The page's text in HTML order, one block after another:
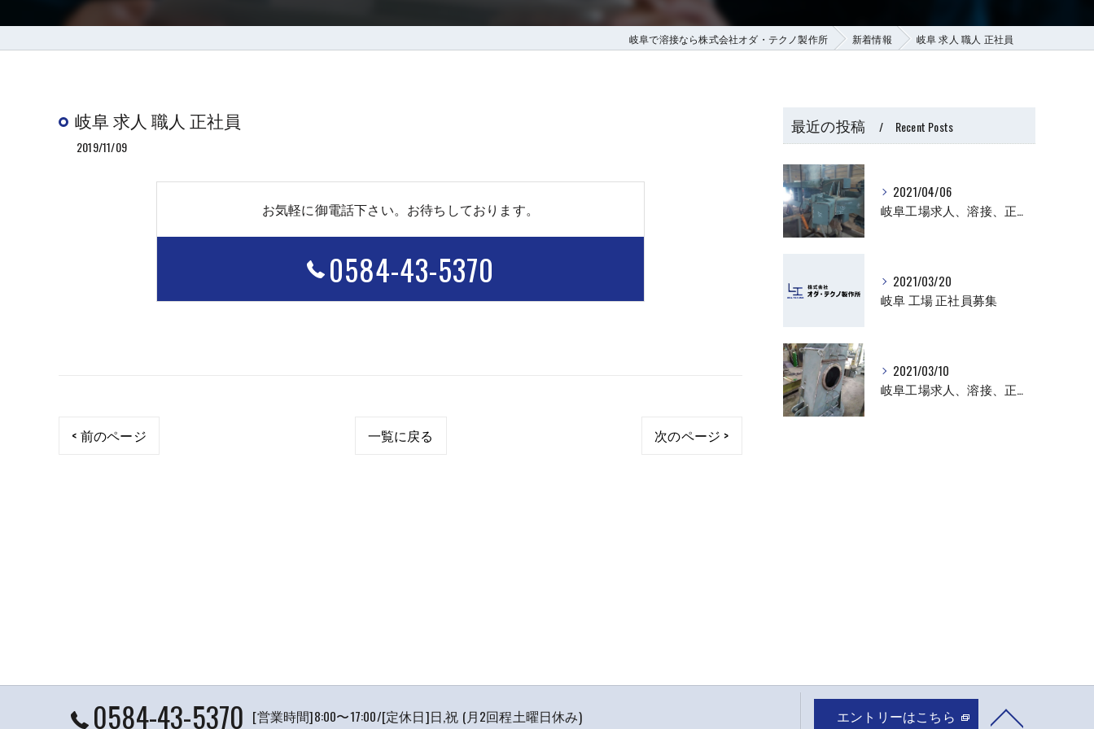
岐阜で溶接なら株式会社オダ・テクノ製作所 新着情報 岐阜 求人 職人 正社員
岐阜 求人 職人 正社員
2019/11/09
お気軽に御電話下さい。お待ちしております。
0584-43-5370
< 前のページ 一覧に戻る 次のページ >
最近の投稿 Recent Posts
2021/04/06
岐阜工場求人、溶接、正社員
2021/03/20
岐阜 工場 正社員募集
2021/03/10
岐阜工場求人、溶接、正社員
0584-43-5370 [営業時間]8:00〜17:00/[定休日]日,祝 (月2回程土曜日休み) エントリーはこちら